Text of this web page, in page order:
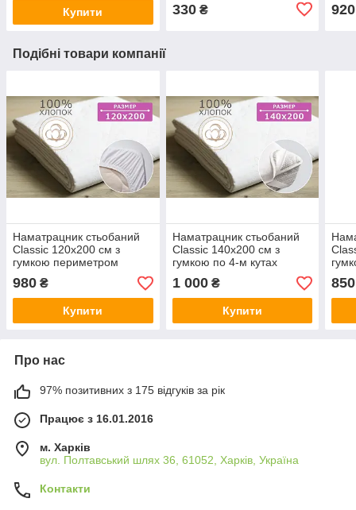
Купити 330₴ 920
Подібні товари компанії
Наматрацник стьобаний
Classic 120х200 см з
гумкою периметром
980 ₴
Купити
Наматрацник стьобаний
Classic 140х200 см з
гумкою по 4-м кутах
1 000₴
Купити
850
Про нас
97% позитивних з 175 відгуків за рік
Працює з 16.01.2016
м. Харків
вул. Полтавський шлях 36, 61052, Харків, Україна
Контакти